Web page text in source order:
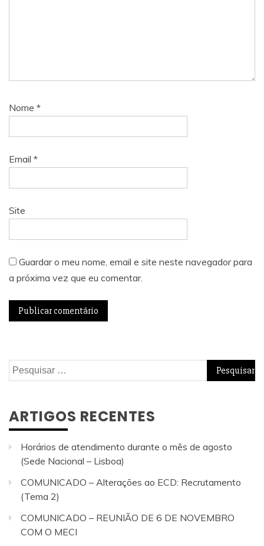
Nome *
Email *
Site
Guardar o meu nome, email e site neste navegador para
a próxima vez que eu comentar.
Pesquisar
por:
ARTIGOS RECENTES
Horários de atendimento durante o mês de agosto
(Sede Nacional – Lisboa)
COMUNICADO – Alterações ao ECD: Recrutamento
(Tema 2)
COMUNICADO – REUNIÃO DE 6 DE NOVEMBRO
COM O MECI